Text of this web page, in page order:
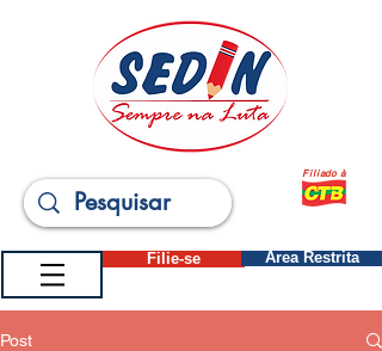
Filiado à
Filie-se Área Restrita
Post